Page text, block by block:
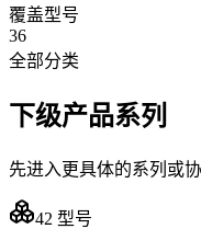
覆盖型号
36
全部分类
下级产品系列
先进入更具体的系列或
42 型号